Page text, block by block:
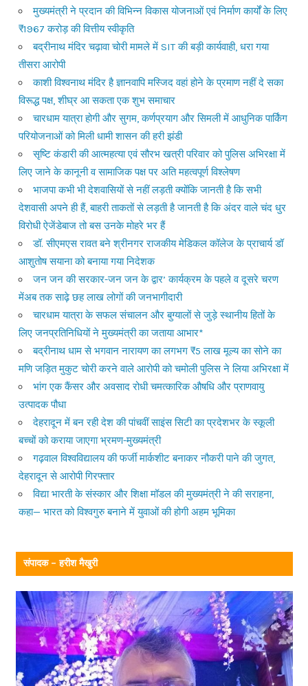
मुख्यमंत्री ने प्रदान की विभिन्न विकास योजनाओं एवं निर्माण कार्यों के लिए
₹1967 करोड़ की वित्तीय स्वीकृति
बद्रीनाथ मंदिर चढ़ावा चोरी मामले में SIT की बड़ी कार्यवाही, धरा गया
तीसरा आरोपी
काशी विश्वनाथ मंदिर है ज्ञानवापि मस्जिद वहां होने के प्रमाण नहीं दे सका
विरूद्ध पक्ष, शीघ्र आ सकता एक शुभ समाचार
चारधाम यात्रा होगी और सुगम, कर्णप्रयाग और सिमली में आधुनिक पार्किंग
परियोजनाओं को मिली धामी शासन की हरी झंडी
सृष्टि कंडारी की आत्महत्या एवं सौरभ खत्री परिवार को पुलिस अभिरक्षा में
लिए जाने के कानूनी व सामाजिक पक्ष पर अति महत्वपूर्ण विश्लेषण
भाजपा कभी भी देशवासियों से नहीं लड़ती क्योंकि जानती है कि सभी
देशवासी अपने ही हैं, बाहरी ताकतों से लड़ती है जानती है कि अंदर वाले चंद धुर
विरोधी ऐजेंडेबाज तो बस उनके मोहरे भर हैं
डॉ. सीएमएस रावत बने श्रीनगर राजकीय मेडिकल कॉलेज के प्राचार्य डॉ
आशुतोष सयाना को बनाया गया निदेशक
जन जन की सरकार-जन जन के द्वार’ कार्यक्रम के पहले व दूसरे चरण
मेंअब तक साढ़े छह लाख लोगों की जनभागीदारी
चारधाम यात्रा के सफल संचालन और बुग्यालों से जुड़े स्थानीय हितों के
लिए जनप्रतिनिधियों ने मुख्यमंत्री का जताया आभार*
बद्रीनाथ धाम से भगवान नारायण का लगभग ₹5 लाख मूल्य का सोने का
मणि जड़ित मुकुट चोरी करने वाले आरोपी को चमोली पुलिस ने लिया अभिरक्षा में
भांग एक कैंसर और अवसाद रोधी चमत्कारिक औषधि और प्राणवायु
उत्पादक पौधा
देहरादून में बन रही देश की पांचवीं साइंस सिटी का प्रदेशभर के स्कूली
बच्चों को कराया जाएगा भ्रमण-मुख्यमंत्री
गढ़वाल विश्वविद्यालय की फर्जी मार्कशीट बनाकर नौकरी पाने की जुगत,
देहरादून से आरोपी गिरफ्तार
विद्या भारती के संस्कार और शिक्षा मॉडल की मुख्यमंत्री ने की सराहना,
कहा— भारत को विश्वगुरु बनाने में युवाओं की होगी अहम भूमिका
संपादक – हरीश मैखुरी